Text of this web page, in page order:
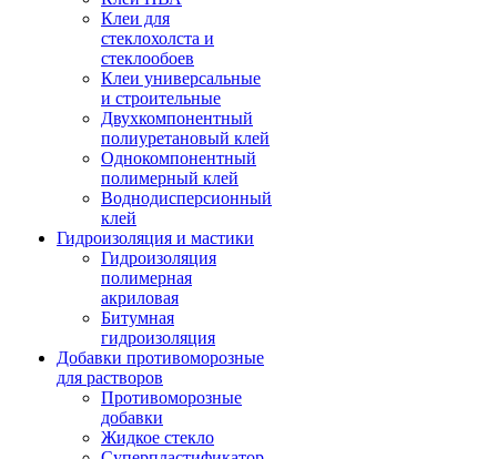
Клеи для
стеклохолста и
стеклообоев
Клеи универсальные
и строительные
Двухкомпонентный
полиуретановый клей
Однокомпонентный
полимерный клей
Воднодисперсионный
клей
Гидроизоляция и мастики
Гидроизоляция
полимерная
акриловая
Битумная
гидроизоляция
Добавки противоморозные
для растворов
Противоморозные
добавки
Жидкое стекло